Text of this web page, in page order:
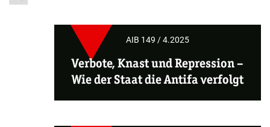
AIB 149 / 4.2025
Verbote, Knast und Repression –
Wie der Staat die Antifa verfolgt